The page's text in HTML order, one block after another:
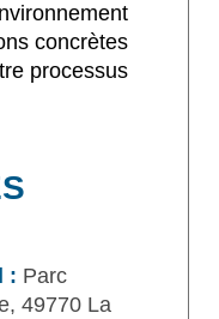
concrètes
processus
: Parc
49770 La